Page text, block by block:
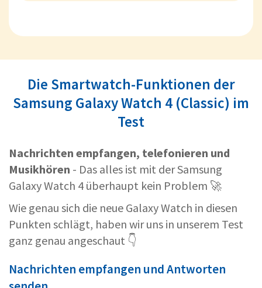
Die Smartwatch-Funktionen der
Samsung Galaxy Watch 4 (Classic) im
Test
Nachrichten empfangen, telefonieren und
Musikhören - Das alles ist mit der Samsung
Galaxy Watch 4 überhaupt kein Problem 🚀
Wie genau sich die neue Galaxy Watch in diesen
Punkten schlägt, haben wir uns in unserem Test
ganz genau angeschaut 👇
Nachrichten empfangen und Antworten